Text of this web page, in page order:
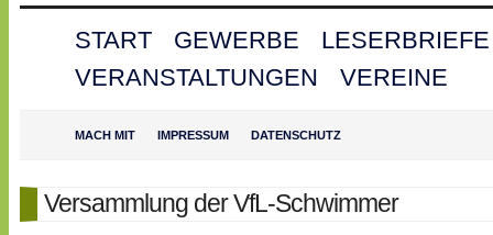
START GEWERBE
LESERBRIEFE
VERANSTALTUNGEN
VEREINE
MACH MIT IMPRESSUM DATENSCHUTZ
Versammlung der VfL-Schwimmer